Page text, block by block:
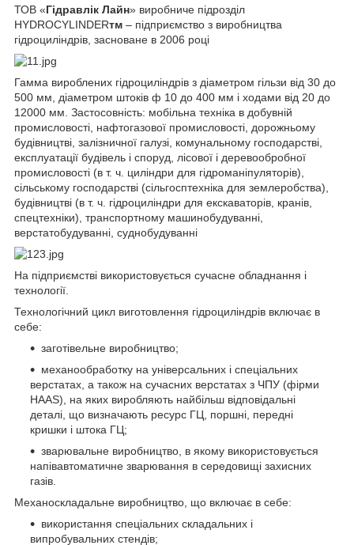
ТОВ «Гідравлік Лайн» виробниче підрозділ
HYDROCYLINDERтм – підприємство з виробництва
гідроциліндрів, засноване в 2006 році
Гамма вироблених гідроциліндрів з діаметром гільзи від 30 до
500 мм, діаметром штоків ф 10 до 400 мм і ходами від 20 до
12000 мм. Застосовність: мобільна техніка в добувній
промисловості, нафтогазової промисловості, дорожньому
будівництві, залізничної галузі, комунальному господарстві,
експлуатації будівель і споруд, лісової і деревообробної
промисловості (в т. ч. циліндри для гідроманіпуляторів),
сільському господарстві (сільгосптехніка для землеробства),
будівництві (в т. ч. гідроциліндри для екскаваторів, кранів,
спецтехніки), транспортному машинобудуванні,
верстатобудуванні, суднобудуванні
На підприємстві використовується сучасне обладнання і
технології.
Технологічний цикл виготовлення гідроциліндрів включає в
себе:
заготівельне виробництво;
механообработку на універсальних і спеціальних
верстатах, а також на сучасних верстатах з ЧПУ (фірми
HAAS), на яких виробляють найбільш відповідальні
деталі, що визначають ресурс ГЦ, поршні, передні
кришки і штока ГЦ;
зварювальне виробництво, в якому використовується
напівавтоматичне зварювання в середовищі захисних
газів.
Механоскладальне виробництво, що включає в себе:
використання спеціальних складальних і
випробувальних стендів;